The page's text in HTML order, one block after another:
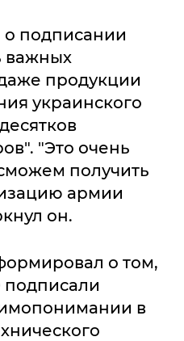
подписании
важных
продукции
украинского
"Это очень
получить
армии
он.
о том,
в